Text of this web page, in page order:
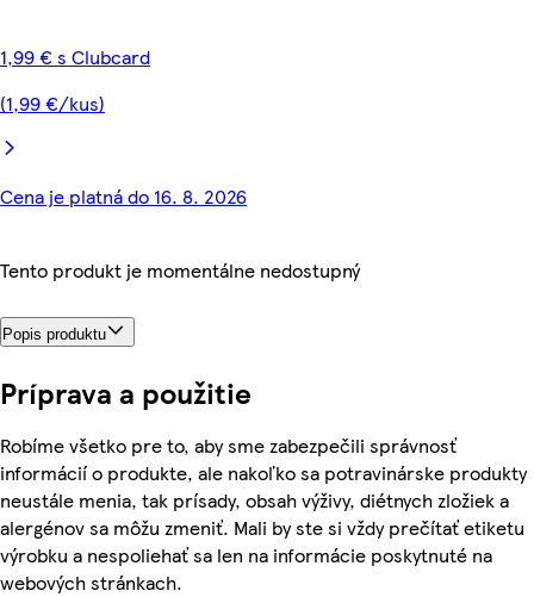
1,99 € s Clubcard
(1,99 €/kus)
Cena je platná do 16. 8. 2026
Tento produkt je momentálne nedostupný
Popis produktu
Príprava a použitie
Robíme všetko pre to, aby sme zabezpečili správnosť
informácií o produkte, ale nakoľko sa potravinárske produkty
neustále menia, tak prísady, obsah výživy, diétnych zložiek a
alergénov sa môžu zmeniť. Mali by ste si vždy prečítať etiketu
výrobku a nespoliehať sa len na informácie poskytnuté na
webových stránkach.